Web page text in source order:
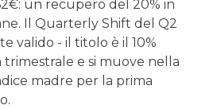
un recupero del 20% in
Il Quarterly Shift del Q2
valido - il titolo è il 10%
e si muove nella
madre per la prima